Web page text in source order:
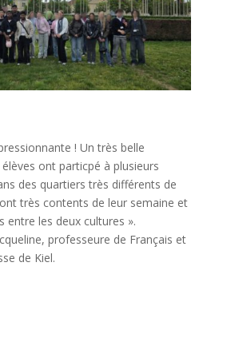
! Un très belle
ont particpé à plusieurs
des quartiers très différents de
très contents de leur semaine et
entre les deux cultures ».
professeure de Français et
de Kiel.